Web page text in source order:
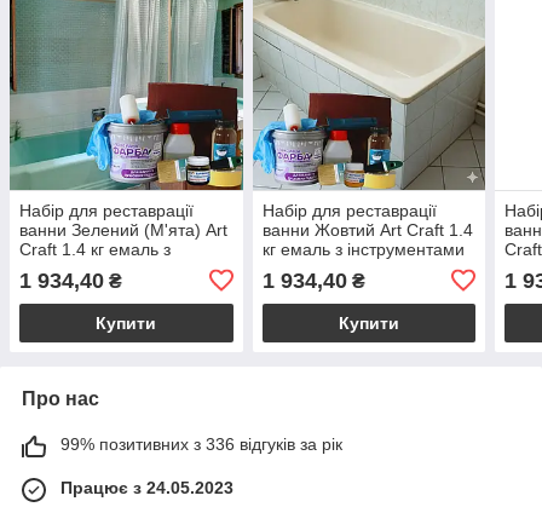
Набір для реставрації
ванни Зелений (М'ята) Art
Craft 1.4 кг емаль з
інструментами та колером
купити
1 934,40 ₴
Купити
Набір для реставрації
ванни Жовтий Art Craft 1.4
кг емаль з інструментами
1 934,40₴
Купити
1
Про нас
99% позитивних з 336 відгуків за рік
Працює з 24.05.2023